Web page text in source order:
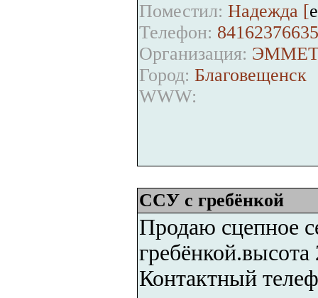
Поместил: Надежда [
Телефон: 84162376635
Организация:
Город: Благовещенск
WWW:
ССУ с гребёнкой
Продаю сцепное
Контактный